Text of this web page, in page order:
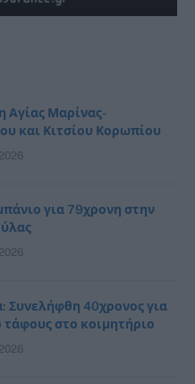
Αγίας Μαρίνας-
και Κιτσίου Κορωπίου
για 79χρονη στην
Συνελήφθη 40χρονος για
στο κοιμητήριο